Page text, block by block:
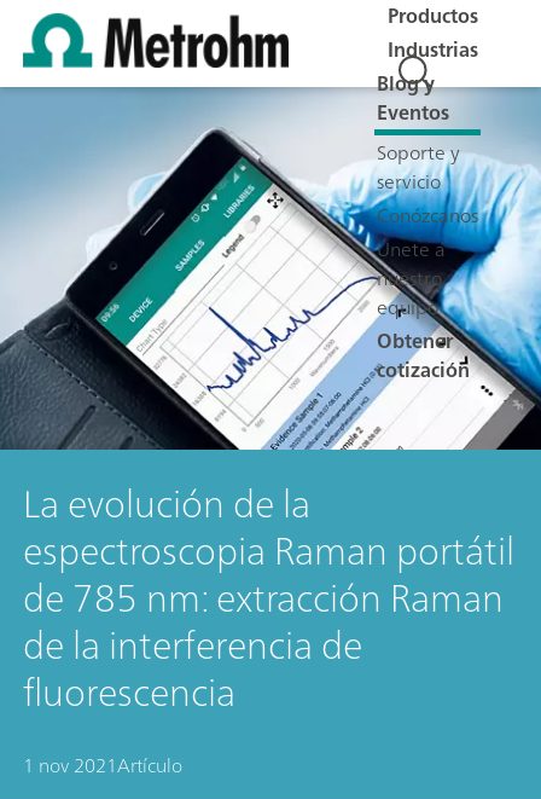
Productos
Industrias
Blog y
Eventos
Soporte y
servicio
Conózcanos
Únete a
nuestro
equipo
Obtener
cotización
La evolución de la
espectroscopia Raman portátil
de 785 nm: extracción Raman
de la interferencia de
fluorescencia
1 nov 2021Artículo